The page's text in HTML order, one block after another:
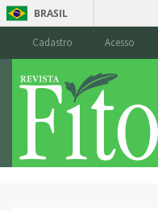
BRASIL
Cadastro Acesso